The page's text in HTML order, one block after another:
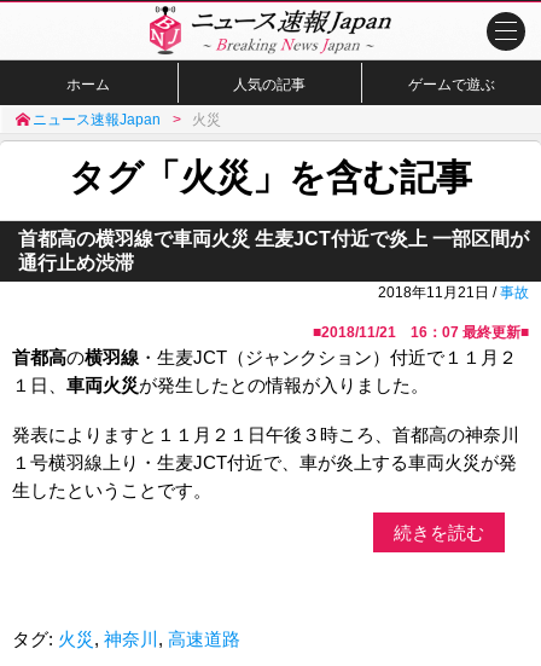
ホーム 人気の記事 ゲームで遊ぶ
ニュース速報Japan 火災
タグ「火災」を含む記事
首都高の横羽線で車両火災 生麦JCT付近で炎上 一部区間が
通行止め渋滞
2018年11月21日 /事故
■2018/11/21 16：07 最終更新■
首都高の横羽線 ・生麦JCT（ジャンクション）付近で１１月２
１日、 車両火災が発生したとの情報が入りました。
発表によりますと１１月２１日午後３時ころ、首都高の神奈川
１号横羽線上り・生麦JCT付近で、車が炎上する車両火災が発
生したということです。
続きを読む
タグ: 火災, 神奈川 , 高速道路